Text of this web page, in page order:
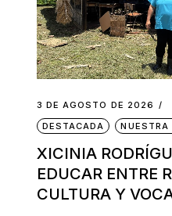
3 DE AGOSTO DE 2026
DESTACADA
NUESTRA
XICINIA
EDUCAR ENTRE
CULTURA Y